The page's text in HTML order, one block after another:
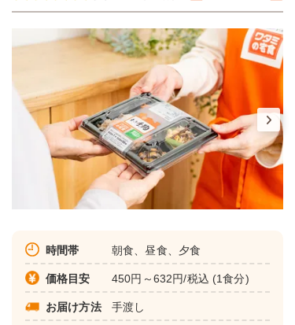
時間帯 朝食、昼食、夕食
価格目安 450円～632円/税込 (1食分)
お届け方法 手渡し